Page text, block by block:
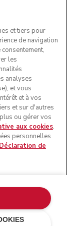
et la
des marques
pays
et tiers pour
de navigation
les
analyses
et vous
et à vos
et sur d'autres
ou gérer vos
aux cookies.
personnelles
Déclaration de